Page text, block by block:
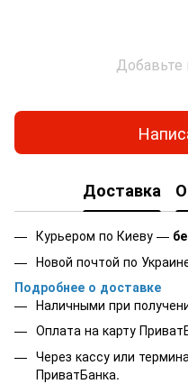
Доставка
Курьером по Киеву —
Новой почтой по
Подробнее о доставке
Наличными при
Оплата на карту
Через кассу или
ПриватБанка.